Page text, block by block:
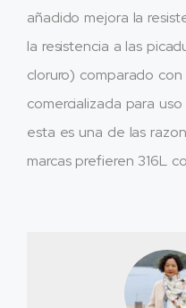
añadido mejora la
la resistencia a las
cloruro) comparado
comercializada para
esta es una de las
marcas prefieren 316L